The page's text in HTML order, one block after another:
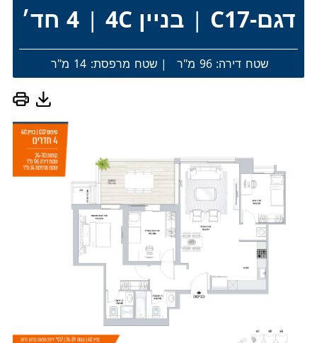
דגם-C17 | בניין 4C | 4 חד׳
שטח דירה: 96 מ"ר | שטח מרפסת: 14 מ"ר